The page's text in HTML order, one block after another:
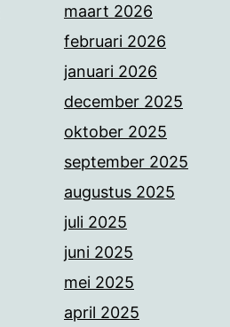
maart 2026
februari 2026
januari 2026
december 2025
oktober 2025
september 2025
augustus 2025
juli 2025
juni 2025
mei 2025
april 2025